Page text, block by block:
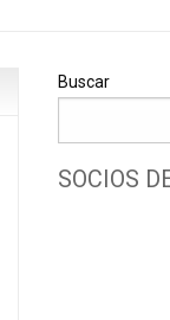
Buscar
SOCIOS